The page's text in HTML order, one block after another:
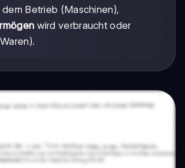
Betrieb (Maschinen),
wird verbraucht oder